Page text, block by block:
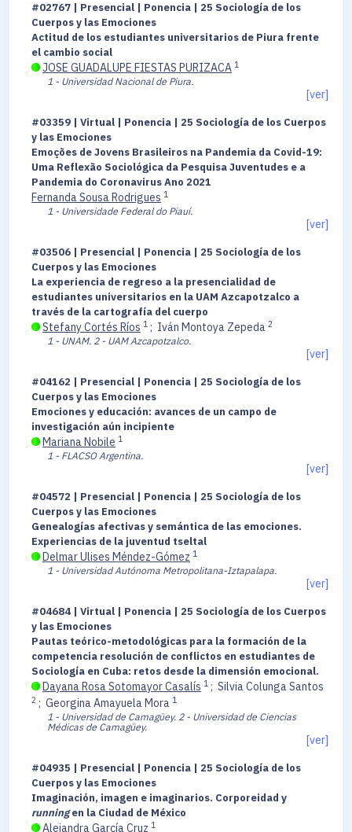
#02767 | Presencial | Ponencia | 25 Sociología de los
Cuerpos y las Emociones
Actitud de los estudiantes universitarios de Piura frente
el cambio social
JOSE GUADALUPE FIESTAS PURIZACA 1
1 - Universidad Nacional de Piura.
[ver]
#03359 | Virtual | Ponencia | 25 Sociología de los Cuerpos
y las Emociones
Emoções de Jovens Brasileiros na Pandemia da Covid-19:
Uma Reflexão Sociológica da Pesquisa Juventudes e a
Pandemia do Coronavirus Ano 2021
Fernanda Sousa Rodrigues 1
1 - Universidade Federal do Piauí.
[ver]
#03506 | Presencial | Ponencia | 25 Sociología de los
Cuerpos y las Emociones
La experiencia de regreso a la presencialidad de
estudiantes universitarios en la UAM Azcapotzalco a
través de la cartografía del cuerpo
Stefany Cortés Ríos 1 ; Iván Montoya Zepeda 2
1 - UNAM. 2 - UAM Azcapotzalco.
[ver]
#04162 | Presencial | Ponencia | 25 Sociología de los
Cuerpos y las Emociones
Emociones y educación: avances de un campo de
investigación aún incipiente
Mariana Nobile 1
1 - FLACSO Argentina.
[ver]
#04572 | Presencial | Ponencia | 25 Sociología de los
Cuerpos y las Emociones
Genealogías afectivas y semántica de las emociones.
Experiencias de la juventud tseltal
Delmar Ulises Méndez-Gómez 1
1 - Universidad Autónoma Metropolitana-Iztapalapa.
[ver]
#04684 | Virtual | Ponencia | 25 Sociología de los Cuerpos
y las Emociones
Pautas teórico-metodológicas para la formación de la
competencia resolución de conflictos en estudiantes de
Sociología en Cuba: retos desde la dimensión emocional.
Dayana Rosa Sotomayor Casalís 1 ; Silvia Colunga Santos
2 ; Georgina Amayuela Mora 1
1 - Universidad de Camagüey. 2 - Universidad de Ciencias
Médicas de Camagüey.
[ver]
#04935 | Presencial | Ponencia | 25 Sociología de los
Cuerpos y las Emociones
Imaginación, imagen e imaginarios. Corporeidad y
runningen la Ciudad de México
Alejandra García Cruz 1